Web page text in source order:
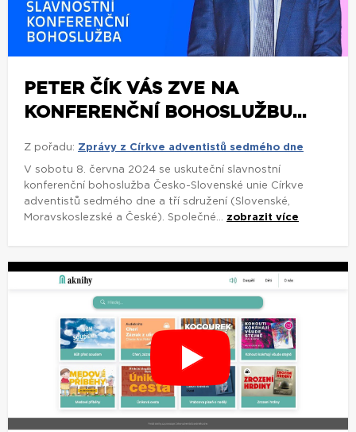
PETER ČÍK VÁS ZVE NA
KONFERENČNÍ BOHOSLUŽBU...
Z pořadu: Zprávy z Církve adventistů sedmého dne
V sobotu 8. června 2024 se uskuteční slavnostní
konferenční bohoslužba Česko-Slovenské unie Církve
adventistů sedmého dne a tří sdružení (Slovenské,
Moravskoslezské a České). Společné... zobrazit více